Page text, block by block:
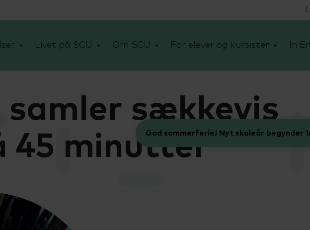
Livet på SCU Om SCU For elever og kursister In
samler sækkevis
45 minutterGod sommerferie! Nyt skoleår begynder